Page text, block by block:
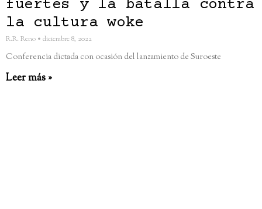
fuertes y la batalla contra
la cultura woke
R.R. Reno diciembre 8, 2022
Conferencia dictada con ocasión del lanzamiento de Suroeste
Leer más »